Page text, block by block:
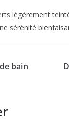
légèrement
sérénité
bain